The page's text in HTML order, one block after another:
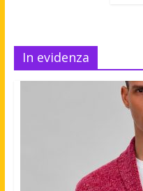
In evidenza